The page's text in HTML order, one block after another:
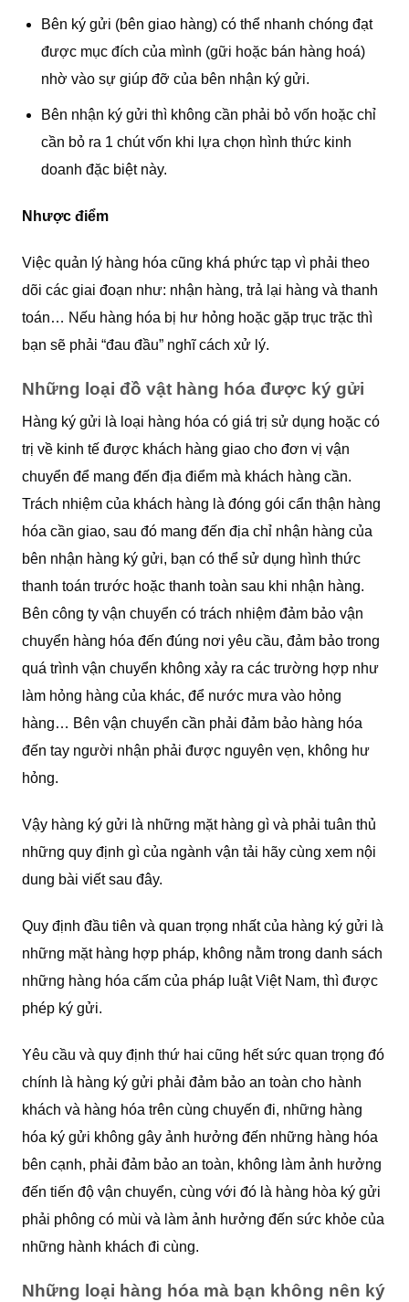
Bên ký gửi (bên giao hàng) có thể nhanh chóng đạt
được mục đích của mình (gữi hoặc bán hàng hoá)
nhờ vào sự giúp đỡ của bên nhận ký gửi.
Bên nhận ký gửi thì không cần phải bỏ vốn hoặc chỉ
cần bỏ ra 1 chút vốn khi lựa chọn hình thức kinh
doanh đặc biệt này.
Nhược điểm
Việc quản lý hàng hóa cũng khá phức tạp vì phải theo
dõi các giai đoạn như: nhận hàng, trả lại hàng và thanh
toán… Nếu hàng hóa bị hư hỏng hoặc gặp trục trặc thì
bạn sẽ phải “đau đầu” nghĩ cách xử lý.
Những loại đồ vật hàng hóa được ký gửi
Hàng ký gửi là loại hàng hóa có giá trị sử dụng hoặc có
trị về kinh tế được khách hàng giao cho đơn vị vận
chuyển để mang đến địa điểm mà khách hàng cần.
Trách nhiệm của khách hàng là đóng gói cẩn thận hàng
hóa cần giao, sau đó mang đến địa chỉ nhận hàng của
bên nhận hàng ký gửi, bạn có thể sử dụng hình thức
thanh toán trước hoặc thanh toàn sau khi nhận hàng.
Bên công ty vận chuyển có trách nhiệm đảm bảo vận
chuyển hàng hóa đến đúng nơi yêu cầu, đảm bảo trong
quá trình vận chuyển không xảy ra các trường hợp như
làm hỏng hàng của khác, để nước mưa vào hỏng
hàng… Bên vận chuyển cần phải đảm bảo hàng hóa
đến tay người nhận phải được nguyên vẹn, không hư
hỏng.
Vậy hàng ký gửi là những mặt hàng gì và phải tuân thủ
những quy định gì của ngành vận tải hãy cùng xem nội
dung bài viết sau đây.
Quy định đầu tiên và quan trọng nhất của hàng ký gửi là
những mặt hàng hợp pháp, không nằm trong danh sách
những hàng hóa cấm của pháp luật Việt Nam, thì được
phép ký gửi.
Yêu cầu và quy định thứ hai cũng hết sức quan trọng đó
chính là hàng ký gửi phải đảm bảo an toàn cho hành
khách và hàng hóa trên cùng chuyến đi, những hàng
hóa ký gửi không gây ảnh hưởng đến những hàng hóa
bên cạnh, phải đảm bảo an toàn, không làm ảnh hưởng
đến tiến độ vận chuyển, cùng với đó là hàng hòa ký gửi
phải phông có mùi và làm ảnh hưởng đến sức khỏe của
những hành khách đi cùng.
Những loại hàng hóa mà bạn không nên ký